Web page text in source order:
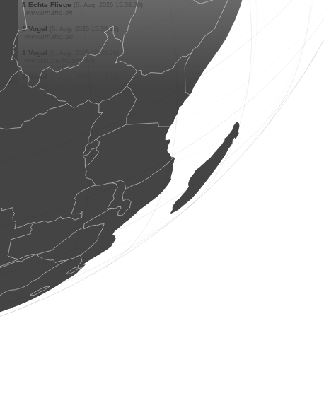
1 Tagfalter (6. Aug. 2026 15:39:15)
www.faune-france.org
1 Vogel (6. Aug. 2026 15:39:04)
(6. Aug. 2026 15:38:58)
www.faune-france.org
1 Vogel
www.ornitho.it
(6. Aug. 2026 15:38:50)
www.ornitho.de
3 Vögel (6. Aug. 2026 15:38:48)
www.faune-france.org
(6. Aug. 2026 15:38:42)
www.faune-france.org
(6. Aug. 2026 15:38:35)
www.faune-france.org
(6. Aug. 2026 15:38:30)
1 Vogel (6. Aug. 2026 15:38:26)
www.ornitho.de
(6. Aug. 2026 15:38:26)
www.faune-france.org
(6. Aug. 2026 15:38:26)
www.faune-france.org
1 Vogel (6. Aug. 2026 15:38:26)
www.faune-france.org